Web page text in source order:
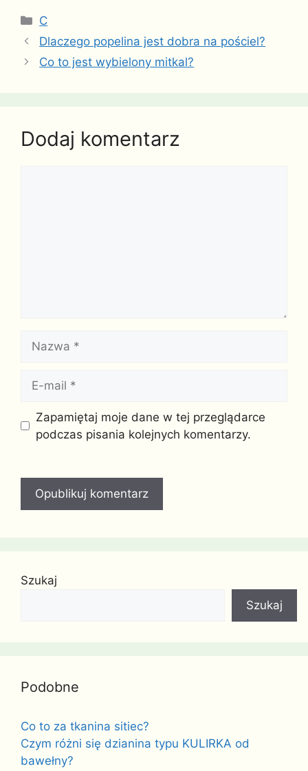
Kategorie
C
Dlaczego popelina jest dobra na pościel?
Co to jest wybielony mitkal?
Dodaj komentarz
mail
Witryna
internetowa
Zapamiętaj moje dane w tej przeglądarce
podczas pisania kolejnych komentarzy.
Szukaj
Szukaj
Podobne
Co to za tkanina sitiec?
Czym różni się dzianina typu KULIRKA od
bawełny?